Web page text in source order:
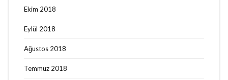
Ekim 2018
Eylül 2018
Ağustos 2018
Temmuz 2018